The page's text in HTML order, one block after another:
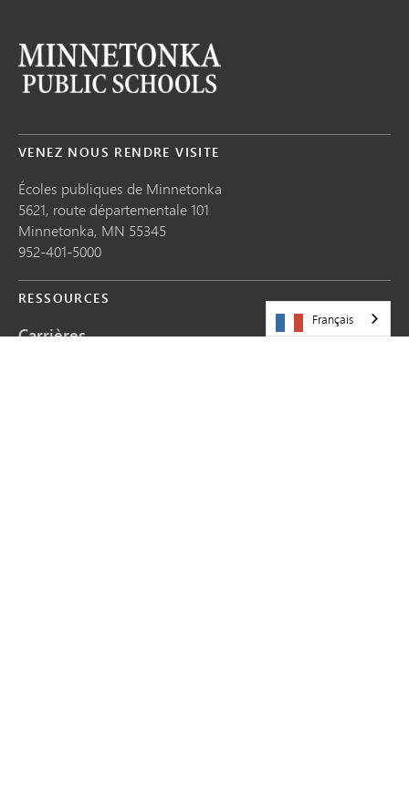
VENEZ NOUS RENDRE VISITE
Écoles publiques de Minnetonka
5621, route départementale 101
Minnetonka, MN 55345
952-401-5000
RESSOURCES
Carrières
Français